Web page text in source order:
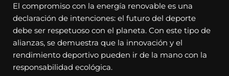
El compromiso con la energía renovable es una
declaración de intenciones: el futuro del deporte
debe ser respetuoso con el planeta. Con este tipo de
alianzas, se demuestra que la innovación y el
rendimiento deportivo pueden ir de la mano con la
responsabilidad ecológica.